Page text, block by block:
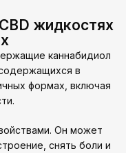
жидкостях
каннабидиол
в
формах, включая
Он может
снять боли и